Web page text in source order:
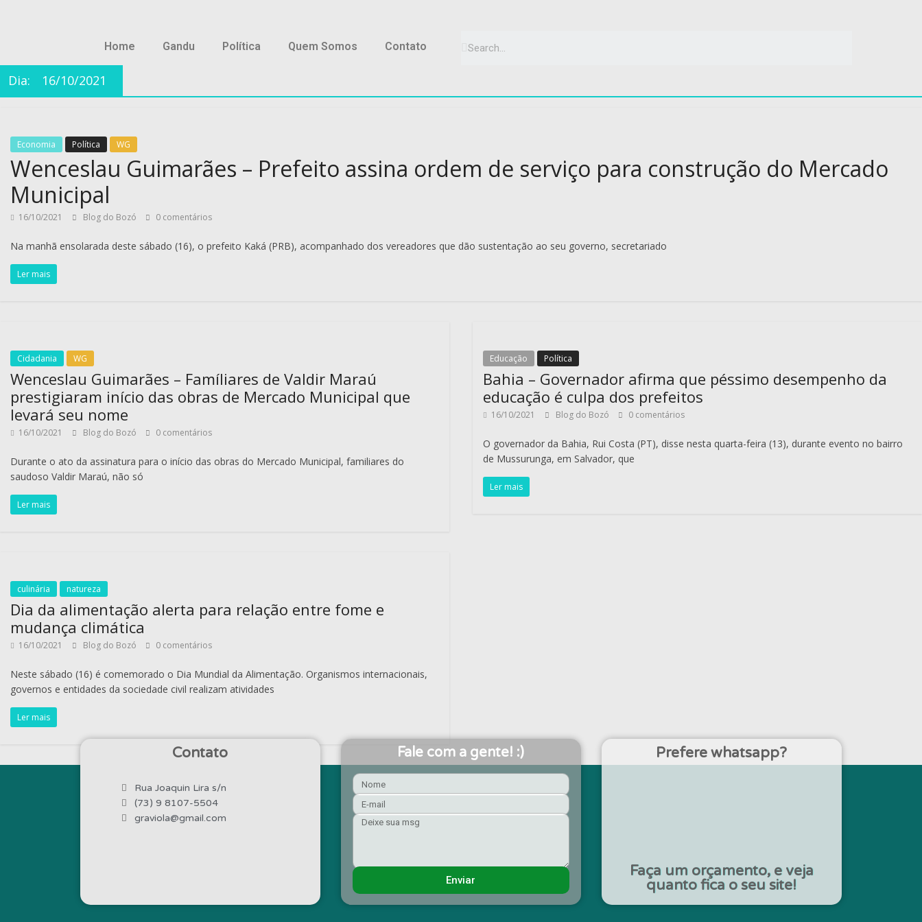
Home Gandu Política Quem Somos Contato
Dia: 16/10/2021
Economia Política WG
Wenceslau Guimarães – Prefeito assina ordem de serviço para construção do Mercado
Municipal
16/10/2021 Blog do Bozó 0 comentários
Na manhã ensolarada deste sábado (16), o prefeito Kaká (PRB), acompanhado dos vereadores que dão sustentação ao seu governo, secretariado
Ler mais
Cidadania WG
Wenceslau Guimarães – Famíliares de Valdir Maraú
prestigiaram início das obras de Mercado Municipal que
levará seu nome
16/10/2021 Blog do Bozó 0 comentários
Durante o ato da assinatura para o início das obras do Mercado Municipal, familiares do
saudoso Valdir Maraú, não só
Ler mais
Educação Política
Bahia – Governador afirma que péssimo desempenho da
educação é culpa dos prefeitos
16/10/2021 Blog do Bozó 0 comentários
O governador da Bahia, Rui Costa (PT), disse nesta quarta-feira (13), durante evento no bairro
de Mussurunga, em Salvador, que
Ler mais
culinária natureza
Dia da alimentação alerta para relação entre fome e
mudança climática
16/10/2021 Blog do Bozó 0 comentários
Neste sábado (16) é comemorado o Dia Mundial da Alimentação. Organismos internacionais,
governos e entidades da sociedade civil realizam atividades
Ler mais
Contato
Rua Joaquin Lira s/n
(73) 9 8107-5504
graviola@gmail.com
Fale com a gente! :)
Enviar
Prefere whatsapp?
Faça um orçamento, e veja
quanto fica o seu site!